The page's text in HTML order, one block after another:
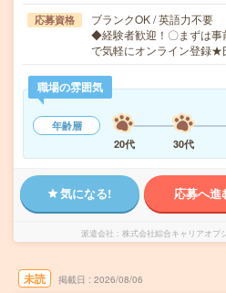
応募資格
ブランクOK / 英語力不要
◆経験者歓迎！〇まずは事
で気軽にオンライン登録
職場の雰囲気
年齢層
20代
30代
気になる! 応募へ進
派遣会社 株式会社綜合キャリアオプ
未読 掲載日 2026/08/06